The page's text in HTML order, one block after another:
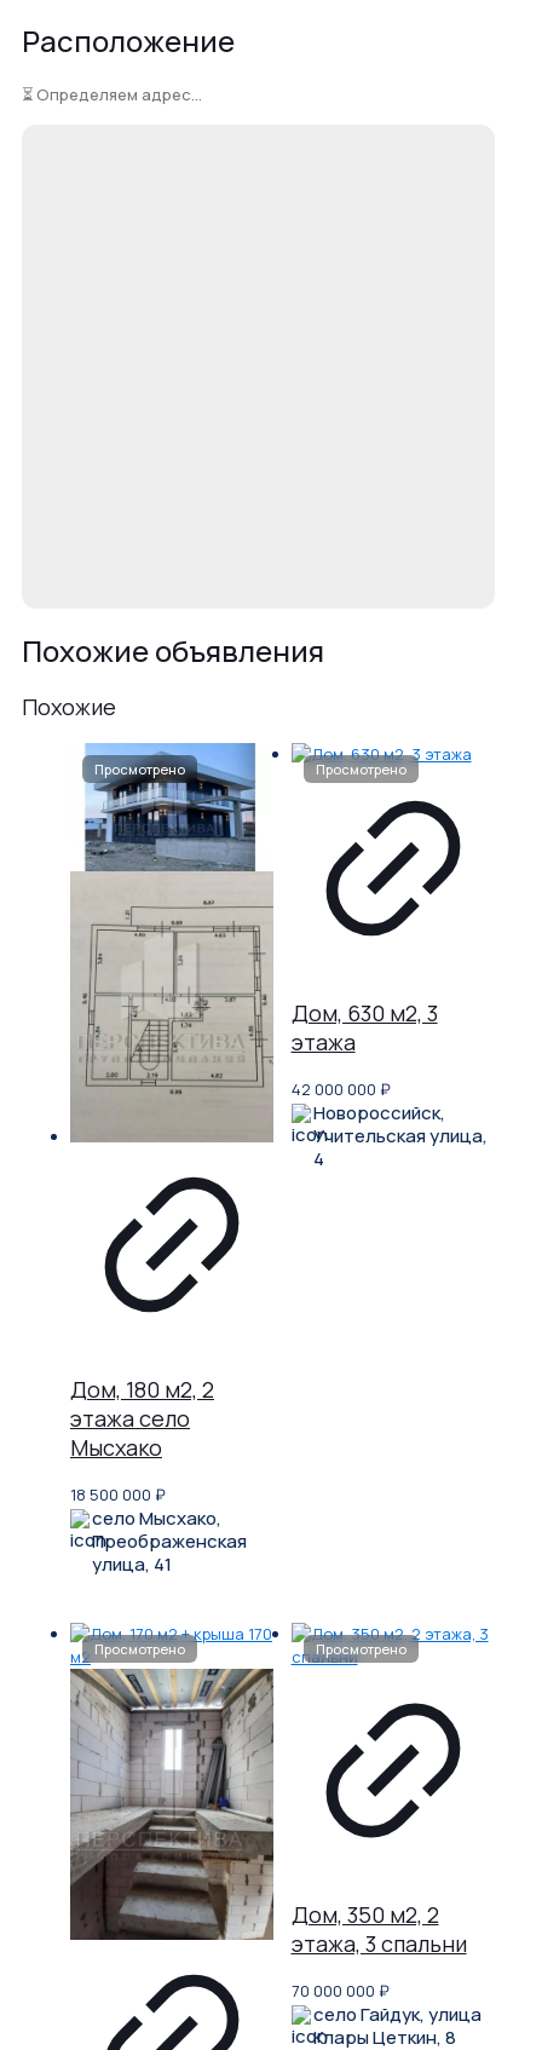
Расположение
⏳ Определяем адрес...
Похожие объявления
Похожие
Дом, 180 м2, 2
этажа село
Мысхако
18 500 000 ₽
село Мысхако,
Преображенская
улица, 41
Дом, 630 м2, 3
этажа
42 000 000 ₽
Новороссийск,
Учительская улица,
4
Дом, 350 м2, 2
этажа, 3 спальни
70 000 000 ₽
село Гайдук, улица
Клары Цеткин, 8